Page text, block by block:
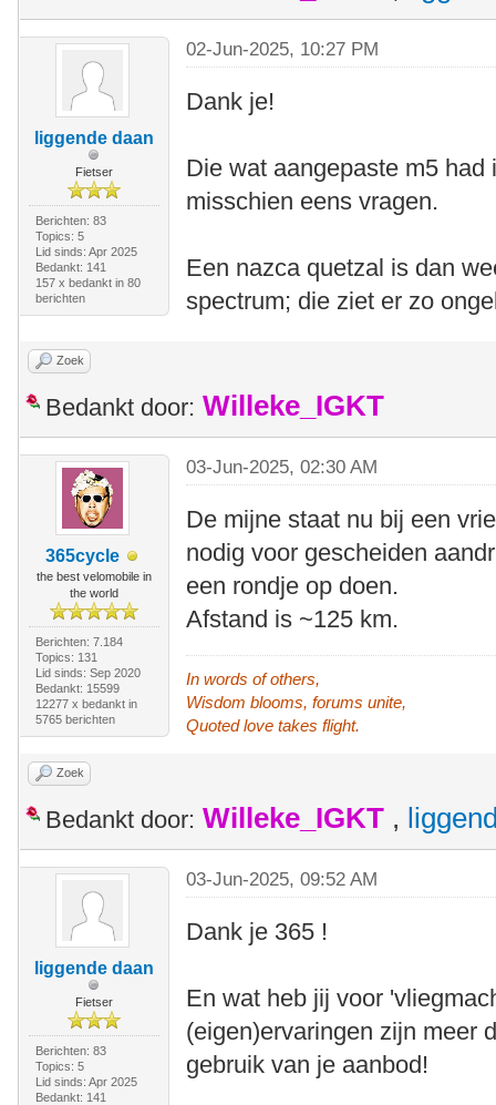
liggende daan
Fietser
Berichten: 83
Topics: 5
Lid sinds: Apr 2025
Bedankt: 141
157 x bedankt in 80
berichten
02-Jun-2025, 10:27 PM
Dank je!
Die wat aangepaste m5
misschien eens vragen.
Een nazca quetzal is dan
spectrum; die ziet er zo
Zoek
Bedankt door: Willeke_IGKT
365cycle
the best velomobile in
the world
Berichten: 7.184
Topics: 131
Lid sinds: Sep 2020
Bedankt: 15599
12277 x bedankt in
5765 berichten
03-Jun-2025, 02:30 AM
De mijne staat nu bij een
nodig voor gescheiden
een rondje op doen.
Afstand is ~125 km.
In words of others,
Wisdom blooms, forums unite,
Quoted love takes flight.
Zoek
Bedankt door: Willeke_IGKT ,
liggende daan
Fietser
Berichten: 83
Topics: 5
Lid sinds: Apr 2025
Bedankt: 141
03-Jun-2025, 09:52 AM
Dank je 365 !
En wat heb jij voor
(eigen)ervaringen zijn meer
gebruik van je aanbod!